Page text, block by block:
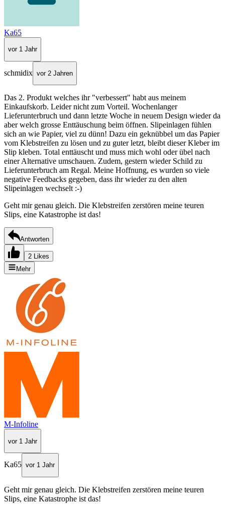
Ka65
vor 1 Jahr
schmidix vor 2 Jahren
Das 2. Produkt welches ihr "verbessert" habt aus meinem
Einkaufskorb. Leider nicht zum Vorteil. Wochenlanger
Lieferunterbruch und dann letzte Woche in neuem Design wieder da
aber welch grosse Enttäuschung beim öffnen. Slipeinlagen fühlen
sich an wie Papier, viel zu dünn! Dazu ein geknübbel um das Papier
vom Klebstreifen zu lösen und zu guter letzt, bleibt dieser Kleber im
Slip kleben. Total enttäuscht und muss mich wohl oder übel nach
einer Alternative umschauen. Zudem, gestern wieder Schild zu
Lieferunterbruch am Regal. Meine Hoffnung, es wurden so viele
negative Feedbacks gegeben, dass ihr wieder zu den alten
Slipeinlagen wechselt :-)
Geht mir genau gleich. Die Klebstreifen zerstören meine teuren
Slips, eine Katastrophe ist das!
Antworten
2 Likes
Mehr
M-Infoline
vor 1 Jahr
Ka65 vor 1 Jahr
Geht mir genau gleich. Die Klebstreifen zerstören meine teuren
Slips, eine Katastrophe ist das!